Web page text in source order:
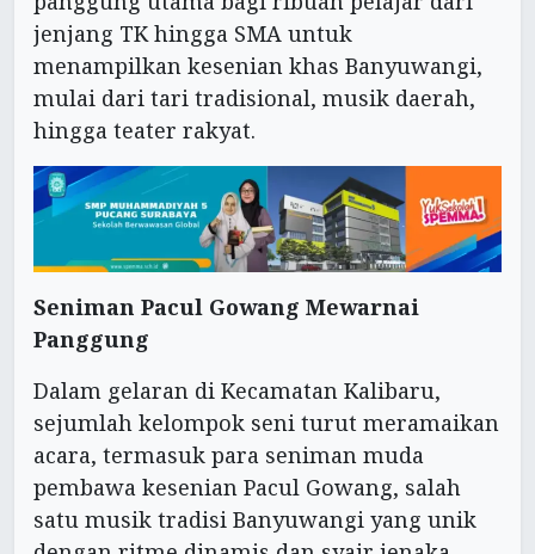
jenjang TK hingga SMA untuk
menampilkan kesenian khas Banyuwangi,
mulai dari tari tradisional, musik daerah,
hingga teater rakyat.
Seniman Pacul Gowang Mewarnai
Panggung
Dalam gelaran di Kecamatan Kalibaru,
sejumlah kelompok seni turut meramaikan
acara, termasuk para seniman muda
pembawa kesenian Pacul Gowang, salah
satu musik tradisi Banyuwangi yang unik